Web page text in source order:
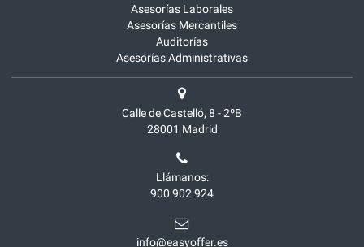
Asesorías Laborales
Asesorías Mercantiles
Auditorías
Asesorías Administrativas
Calle de Castelló, 8 - 2ºB
28001 Madrid
Llámanos:
900 902 924
info@easyoffer.es